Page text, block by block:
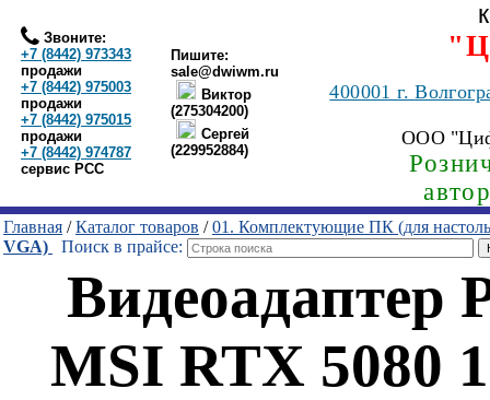
Звоните:
+7 (8442) 973343
продажи
+7 (8442) 975003
продажи
+7 (8442) 975015
продажи
+7 (8442) 974787
сервис РСС
Пишите:
sale@dwiwm.ru
Виктор
(275304200)
Сергей
(229952884)
400001г.
ООО
Главная /Каталог товаров /01. Комплектующие ПК (для
VGA)
Поиск в прайсе:
Видеоадаптер
MSI RTX 5080